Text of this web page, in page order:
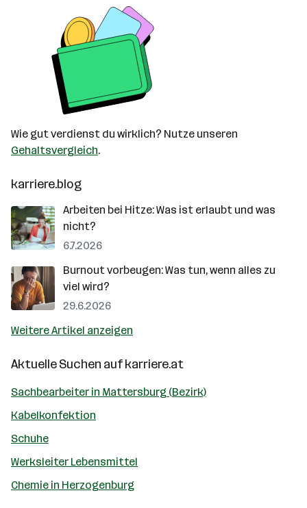
Wie gut verdienst du wirklich? Nutze unseren
Gehaltsvergleich.
karriere.blog
Arbeiten bei Hitze: Was ist erlaubt und was
nicht?
6.7.2026
Burnout vorbeugen: Was tun, wenn alles zu
viel wird?
29.6.2026
Weitere Artikel anzeigen
Aktuelle Suchen aufkarriere.at
Sachbearbeiter in Mattersburg (Bezirk)
Kabelkonfektion
Schuhe
Werksleiter Lebensmittel
Chemie in Herzogenburg